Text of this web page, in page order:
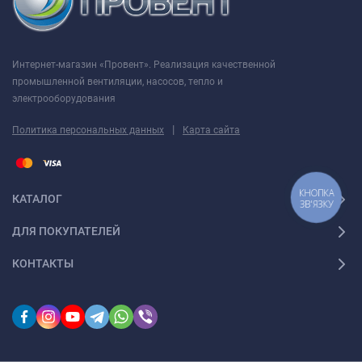
Конструктивные элементы электродвигателя АИР 90 L6
Интернет-магазин «Провент». Реализация качественной
промышленной вентиляции, насосов, тепло и
электрооборудования
Политика персональных данных | Карта сайта
КАТАЛОГ
ДЛЯ ПОКУПАТЕЛЕЙ
КОНТАКТЫ
КНОПКА
ЗВ'ЯЗКУ